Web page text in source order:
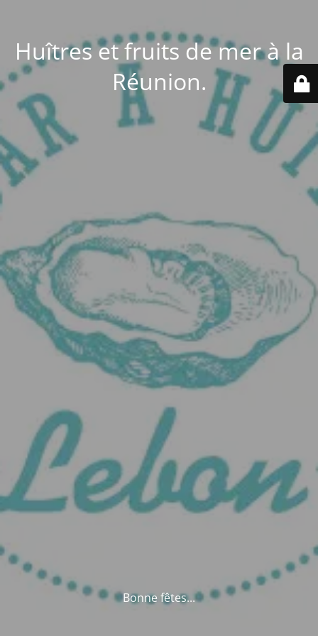
Huîtres et fruits de mer à la
Réunion.
Bonne fêtes...